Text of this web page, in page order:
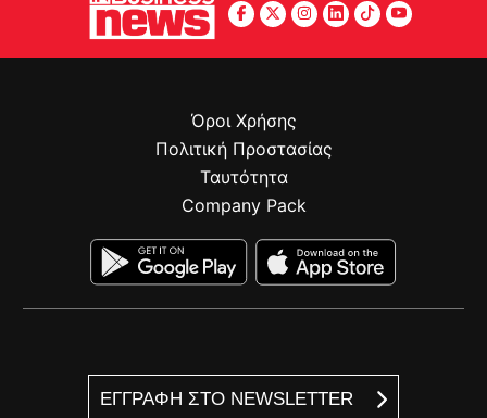
ΕΓΓΡΑΦΗ ΣΤΟ NEWSLETTER
Όροι Χρήσης
Πολιτική Προστασίας
Ταυτότητα
Company Pack